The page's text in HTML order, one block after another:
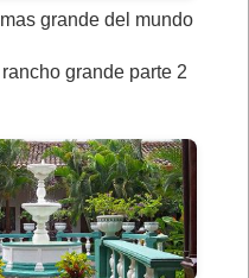
grande del mundo
grande parte 2